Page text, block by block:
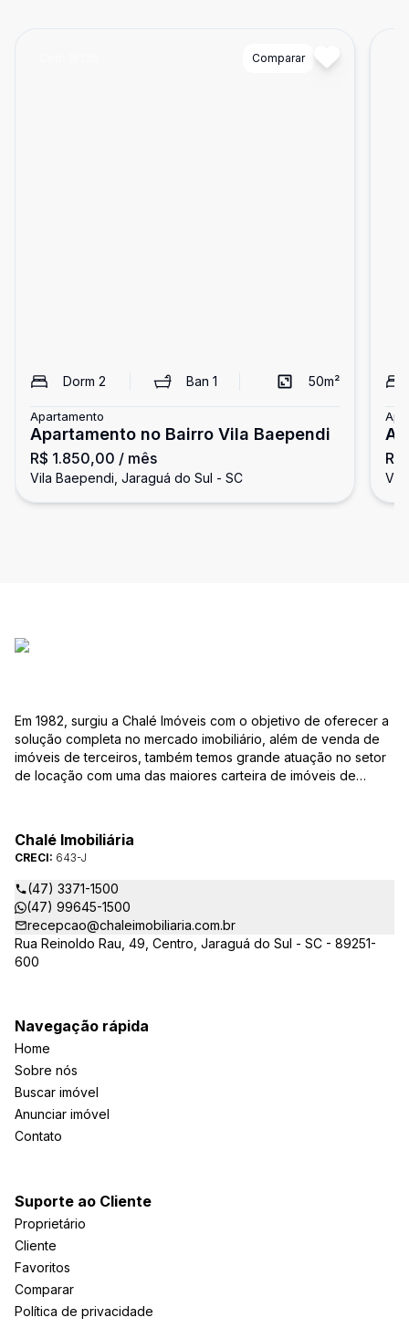
Comparar
Dorm 2 Ban 1 50m²
Apartamento
Apartamento no Bairro Vila Baependi
R$ 1.850,00 / mês
Vila Baependi, Jaraguá do Sul - SC
Em 1982, surgiu a Chalé Imóveis com o objetivo de oferecer a
solução completa no mercado imobiliário, além de venda de
imóveis de terceiros, também temos grande atuação no setor
de locação com uma das maiores carteira de imóveis de
Arte Imóveis. E também reavaliamos a nossa Missão, Visão e
Valores.
Chalé Imobiliária
CRECI: 643-J
(47) 3371-1500
(47) 99645-1500
recepcao@chaleimobiliaria.com.br
Rua Reinoldo Rau, 49, Centro, Jaraguá do Sul - SC - 89251-
600
Navegação rápida
Home
Sobre nós
Buscar imóvel
Anunciar imóvel
Contato
Suporte ao Cliente
Proprietário
Cliente
Favoritos
Comparar
Política de privacidade